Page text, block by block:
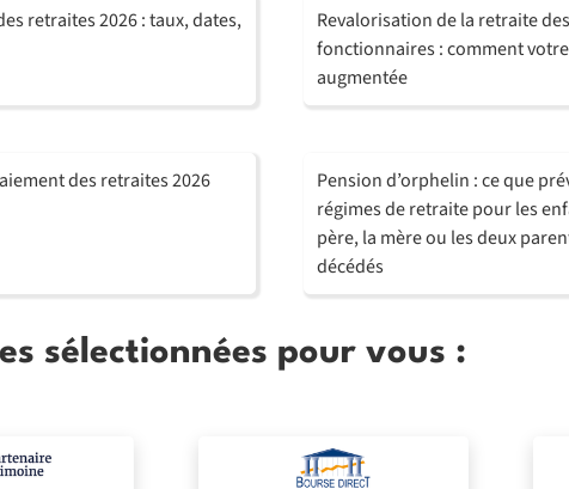
retraites 2026 : taux, dates,
Revalorisation de la retraite des
fonctionnaires : comment
augmentée
des retraites 2026
Pension d’orphelin : ce que
régimes de retraite pour les
père, la mère ou les deux
décédés
sélectionnées pour vous :